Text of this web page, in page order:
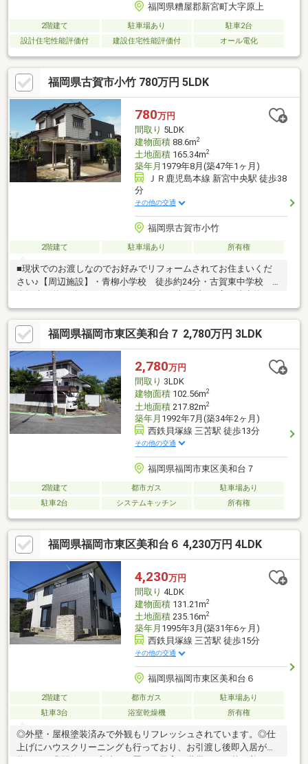
福岡県糟屋郡新宮町大字原上
2階建て 駐車場あり
駐車2台
設計住宅性能評価付
建設住宅性能評価付 オール電化
福岡県古賀市小竹 780万円 5LDK
780万円
間取り 5LDK
建物面積88.6m2
土地面積165.34m2
築年月 1979年8月(築47年1ヶ月)
ＪＲ鹿児島本線 新宮中央駅 徒歩38
分
その他の交通
福岡県古賀市小竹
2階建て 駐車場あり 所有権
■現状でのお渡しなのでお好みでリフォームされてお住まいくだ
さい♪【周辺施設】・青柳小学校 徒歩約24分・古賀東中学校
分・ロピア福岡新宮店 徒歩約20分・メガセンタートライアル新
宮店 車で約6分・ディスカウントドラッグコスモス新宮店 車
で約5分※お電話またはメールにてお問い合わせください
■TEL/092-719-0246■E-mail/info-kashii@emi-us.net■営業時
間/10:00～18:00■定休日/水曜日、第1・3火曜日、土日を除く祝日
福岡県福岡市東区美和台７ 2,780万円 3LDK
2,780万円
間取り 3LDK
建物面積102.56m2
土地面積217.82m2
築年月 1992年7月(築34年2ヶ月)
西鉄貝塚線 三苫駅 徒歩13分
その他の交通
福岡県福岡市東区美和台７
2階建て 都市ガス
駐車場あり
駐車2台
システムキッチン 所有権
福岡県福岡市東区美和台６ 4,230万円 4LDK
4,230万円
間取り 4LDK
建物面積131.21m2
土地面積235.16m2
築年月 1995年3月(築31年6ヶ月)
西鉄貝塚線 三苫駅 徒歩15分
その他の交通
福岡県福岡市東区美和台６
2階建て 都市ガス
駐車場あり
駐車3台
浴室乾燥機 所有権
◎外壁・屋根塗装済みで外観もリフレッシュされています。◎仕
上げにハウスクリーニングも行っており、お引渡し後即入居が可